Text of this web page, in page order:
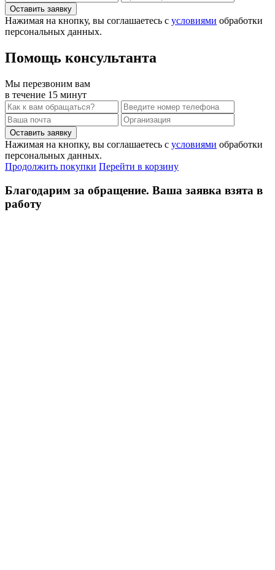
Нажимая на кнопку, вы соглашаетесь с условиями обработки
персональных данных.
Помощь консультанта
Мы перезвоним вам
в течение 15 минут
Нажимая на кнопку, вы соглашаетесь с условиями обработки
персональных данных.
Продолжить покупки Перейти в корзину
Благодарим за обращение. Ваша заявка взята в
работу